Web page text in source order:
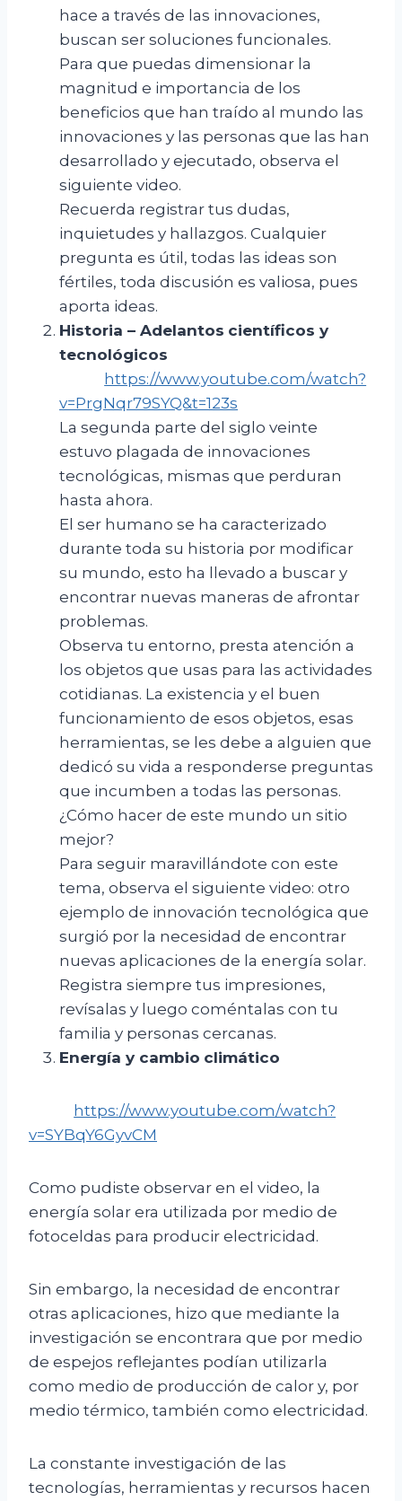
hace a través de las innovaciones,
buscan ser soluciones funcionales.
Para que puedas dimensionar la
magnitud e importancia de los
beneficios que han traído al mundo las
innovaciones y las personas que las han
desarrollado y ejecutado, observa el
siguiente video.
Recuerda registrar tus dudas,
inquietudes y hallazgos. Cualquier
pregunta es útil, todas las ideas son
fértiles, toda discusión es valiosa, pues
aporta ideas.
Historia – Adelantos científicos y
tecnológicos
https://www.youtube.com/watch?
v=PrgNqr79SYQ&t=123s
La segunda parte del siglo veinte
estuvo plagada de innovaciones
tecnológicas, mismas que perduran
hasta ahora.
El ser humano se ha caracterizado
durante toda su historia por modificar
su mundo, esto ha llevado a buscar y
encontrar nuevas maneras de afrontar
problemas.
Observa tu entorno, presta atención a
los objetos que usas para las actividades
cotidianas. La existencia y el buen
funcionamiento de esos objetos, esas
herramientas, se les debe a alguien que
dedicó su vida a responderse preguntas
que incumben a todas las personas.
¿Cómo hacer de este mundo un sitio
mejor?
Para seguir maravillándote con este
tema, observa el siguiente video: otro
ejemplo de innovación tecnológica que
surgió por la necesidad de encontrar
nuevas aplicaciones de la energía solar.
Registra siempre tus impresiones,
revísalas y luego coméntalas con tu
familia y personas cercanas.
Energía y cambio climático
https://www.youtube.com/watch?
v=SYBqY6GyvCM
Como pudiste observar en el video, la
energía solar era utilizada por medio de
fotoceldas para producir electricidad.
Sin embargo, la necesidad de encontrar
otras aplicaciones, hizo que mediante la
investigación se encontrara que por medio
de espejos reflejantes podían utilizarla
como medio de producción de calor y, por
medio térmico, también como electricidad.
La constante investigación de las
tecnologías, herramientas y recursos hacen